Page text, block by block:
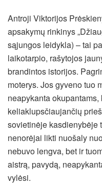
Antroji Viktorijos
apsakymų rinkinys
sąjungos leidykla) – tai
laikotarpio, rašytojos
brandintos istorijos.
moterys. Jos gyveno tuo
neapykanta okupantams,
keliaklupsčiaujančių
sovietinėje kasdienybėje
nenorėjai likti nuošaly
nebuvo lengva, bet ir
aistrą, pavydą,
vylėsi.